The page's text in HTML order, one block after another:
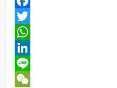
Facebook
Twitter
WhatsApp
LinkedIn
Line